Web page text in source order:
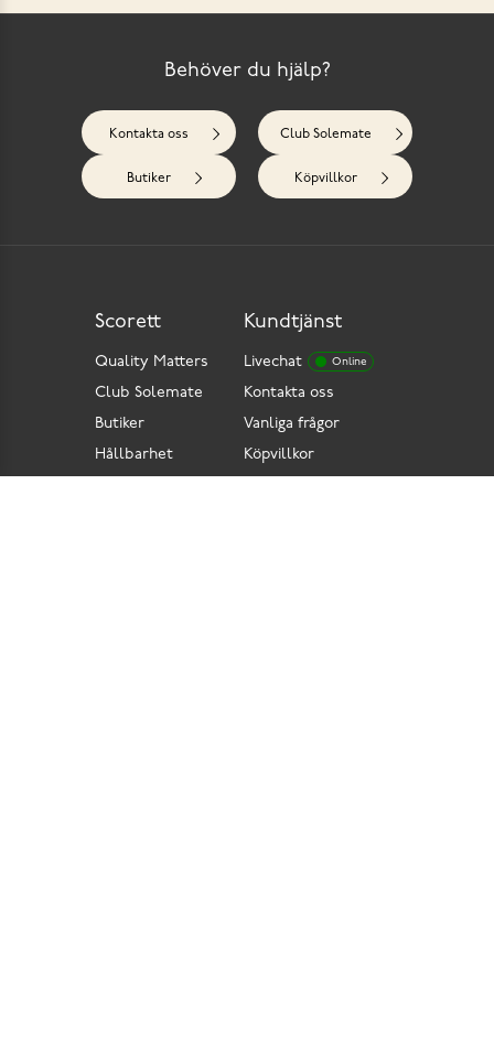
Behöver du hjälp?
Kontakta oss Club Solemate
Butiker Köpvillkor
Kundtjänst
Livechat Online
Kontakta oss
Vanliga frågor
Köpvillkor
Scorett
Quality Matters
Club Solemate
Butiker
Hållbarhet